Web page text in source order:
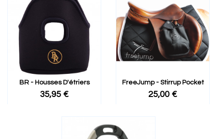
BR - Housses D'étriers
35,95 €
FreeJump - Stirrup Pocket
25,00 €